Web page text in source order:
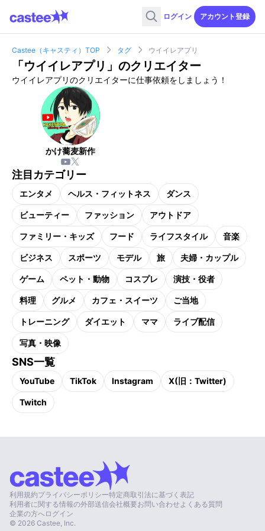
ログイン アカウント登録
Castee（キャスティ）TOP タグ ウイイレアプリ
「ウイイレアプリ 」のクリエイター
ウイイレアプリのクリエイターに仕事依頼をしましょう！
かけ蕎麦新作
注目カテゴリー
エンタメ ヘルス・フィットネス ダンス
ビューティー ファッション アウトドア
ファミリー・キッズ フード ライフスタイル 音楽
ビジネス スポーツ モデル 旅 夫婦・カップル
ゲーム ペット・動物 コスプレ 演技・役者
料理 グルメ カフェ・スイーツ ご当地
トレーニング ダイエット ママ ライブ配信
写真・映像
SNS一覧
YouTube TikTok Instagram X(旧：Twitter)
Twitch
利用規約プライバシーポリシー特定商取引法に基づく表記
利用者に関する情報の外部送信会社概要お問い合わせ よくある質問
企業の方へログイン
© 2026 Castee, Inc.